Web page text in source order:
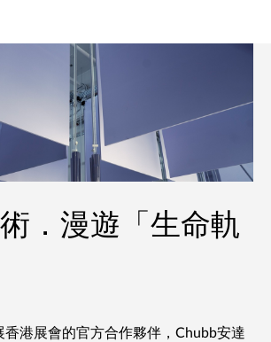
．漫遊「生命軌
香港展會的官方合作夥伴，Chubb安達